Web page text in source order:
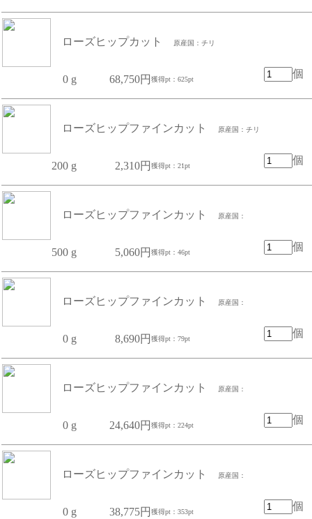
ローズヒップカット 原産国：チリ
0 g 68,750円 獲得pt：625pt 個
ローズヒップファインカット 原産国：チリ
200 g 2,310円 獲得pt：21pt 個
ローズヒップファインカット 原産国：
500 g 5,060円 獲得pt：46pt 個
ローズヒップファインカット 原産国：
0 g 8,690円 獲得pt：79pt 個
ローズヒップファインカット 原産国：
0 g 24,640円 獲得pt：224pt 個
ローズヒップファインカット 原産国：
0 g 38,775円 獲得pt：353pt 個